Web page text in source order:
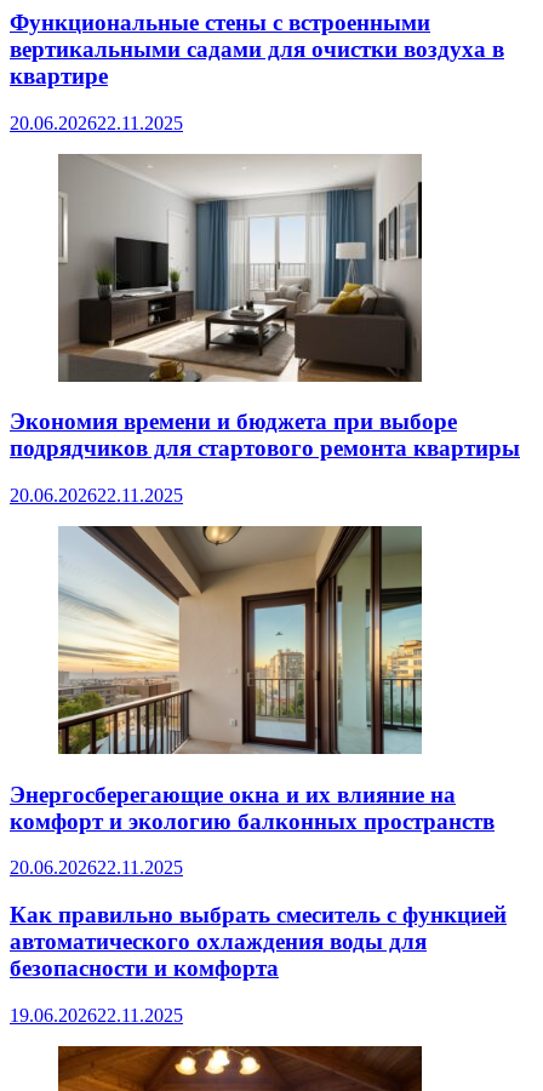
Функциональные стены с встроенными
вертикальными садами для очистки воздуха в
квартире
20.06.202622.11.2025
Экономия времени и бюджета при выборе
подрядчиков для стартового ремонта квартиры
20.06.202622.11.2025
Энергосберегающие окна и их влияние на
комфорт и экологию балконных пространств
20.06.202622.11.2025
Как правильно выбрать смеситель с функцией
автоматического охлаждения воды для
безопасности и комфорта
19.06.202622.11.2025